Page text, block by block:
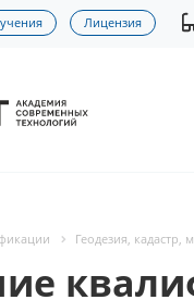
Лицензия
Геодезия,